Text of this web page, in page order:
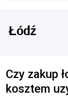
Łódź
Czy zakup
kosztem